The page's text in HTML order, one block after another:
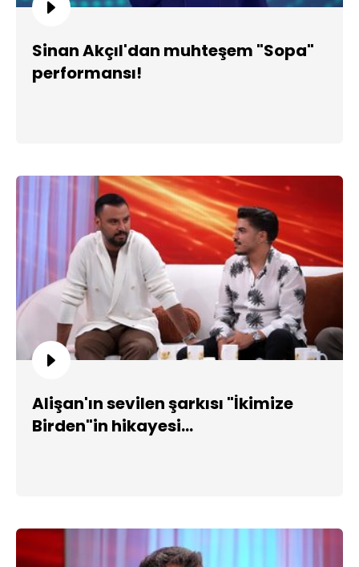
Sinan Akçıl'dan muhteşem "Sopa"
performansı!
Alişan'ın sevilen şarkısı "İkimize
Birden"in hikayesi...